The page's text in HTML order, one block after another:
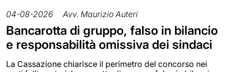
04-08-2026 Avv. Maurizio Auteri
Bancarotta di gruppo, falso in bilancio
e responsabilità omissiva dei sindaci
La Cassazione chiarisce il perimetro del concorso nei